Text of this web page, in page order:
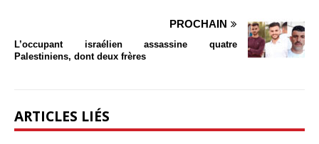
PROCHAIN
L’occupant israélien assassine quatre
Palestiniens, dont deux frères
ARTICLES LIÉS